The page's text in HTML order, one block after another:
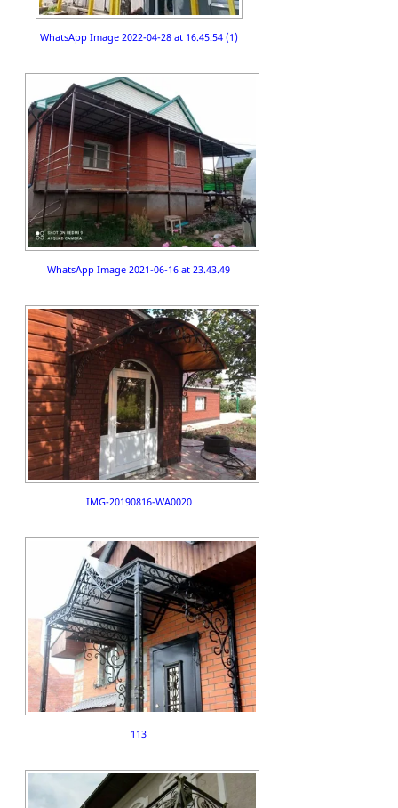
WhatsApp Image 2022-04-28 at 16.45.54 (1)
WhatsApp Image 2021-06-16 at 23.43.49
IMG-20190816-WA0020
113